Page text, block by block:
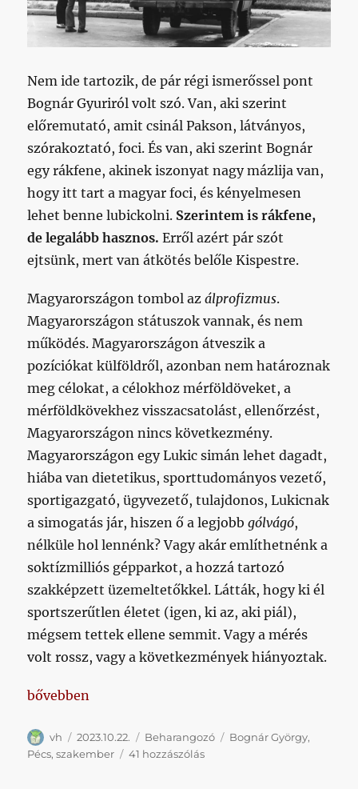
Nem ide tartozik, de pár régi ismerőssel pont
Bognár Gyuriról volt szó. Van, aki szerint
előremutató, amit csinál Pakson, látványos,
szórakoztató, foci. És van, aki szerint Bognár
egy rákfene, akinek iszonyat nagy mázlija van,
hogy itt tart a magyar foci, és kényelmesen
lehet benne lubickolni. Szerintem is rákfene,
de legalább hasznos.Erről azért pár szót
ejtsünk, mert van átkötés belőle Kispestre.
Magyarországon tombol azálprofizmus.
Magyarországon státuszok vannak, és nem
működés. Magyarországon átveszik a
pozíciókat külföldről, azonban nem határoznak
meg célokat, a célokhoz mérföldöveket, a
mérföldkövekhez visszacsatolást, ellenőrzést,
Magyarországon nincs következmény.
Magyarországon egy Lukic simán lehet dagadt,
hiába van dietetikus, sporttudományos vezető,
sportigazgató, ügyvezető, tulajdonos, Lukicnak
a simogatás jár, hiszen ő a legjobbgólvágó,
nélküle hol lennénk? Vagy akár említhetnénk a
soktízmilliós gépparkot, a hozzá tartozó
szakképzett üzemeltetőkkel. Látták, hogy ki él
sportszerűtlen életet (igen, ki az, aki piál),
mégsem tettek ellene semmit. Vagy a mérés
volt rossz, vagy a következmények hiányoztak.
„Utólag kicsit sajnálom, hogy egy ilyen remek
bővebben
Szerző
vh Közzétéve
2023.10.22. Kategória
Beharangozó Címke
Bognár György,
Pécs,szakember 41 hozzászólásUtólag